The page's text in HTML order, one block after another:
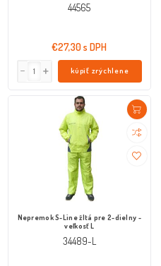
44565
€27,30 s DPH
kúpiť zrýchlene
Nepremok S-Line žltá pre 2-dielny -
veľkosť L
34489-L